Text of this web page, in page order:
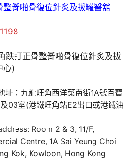
整脊啪骨復位針炙及拔罐醫舘
址：九龍旺角西洋菜南街1A號百寶
03室(港鐵旺角站E2出口或港鐵油
Room 2 & 3, 11/F,
Centre, 1A Sai Yeung Choi
Kok, Kowloon, Hong Kong